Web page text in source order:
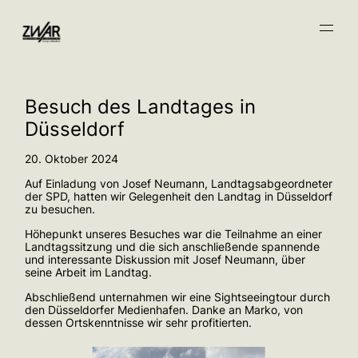
Besuch des Landtages in
Düsseldorf
20. Oktober 2024
Auf Einladung von Josef Neumann, Landtagsabgeordneter
der SPD, hatten wir Gelegenheit den Landtag in Düsseldorf
zu besuchen.
Höhepunkt unseres Besuches war die Teilnahme an einer
Landtagssitzung und die sich anschließende spannende
und interessante Diskussion mit Josef Neumann, über
seine Arbeit im Landtag.
Abschließend unternahmen wir eine Sightseeingtour durch
den Düsseldorfer Medienhafen. Danke an Marko, von
dessen Ortskenntnisse wir sehr profitierten.